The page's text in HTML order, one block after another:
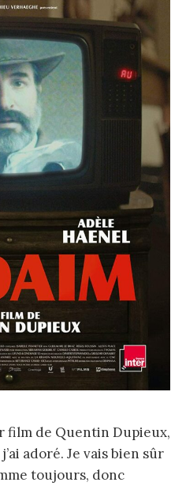
film de Quentin Dupieux,
adoré. Je vais bien sûr
toujours, donc